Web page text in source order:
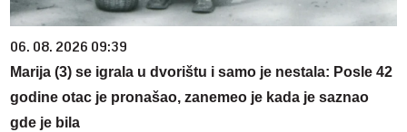
06. 08. 2026 09:39
Marija (3) se igrala u dvorištu i samo je nestala: Posle 42
godine otac je pronašao, zanemeo je kada je saznao
gde je bila